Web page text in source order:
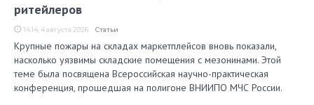
ритейлеров
14:14, 4 августа 2026 Статьи
Крупные пожары на складах маркетплейсов вновь показали,
насколько уязвимы складские помещения с мезонинами. Этой
теме была посвящена Всероссийская научно-практическая
конференция, прошедшая на полигоне ВНИИПО МЧС России.